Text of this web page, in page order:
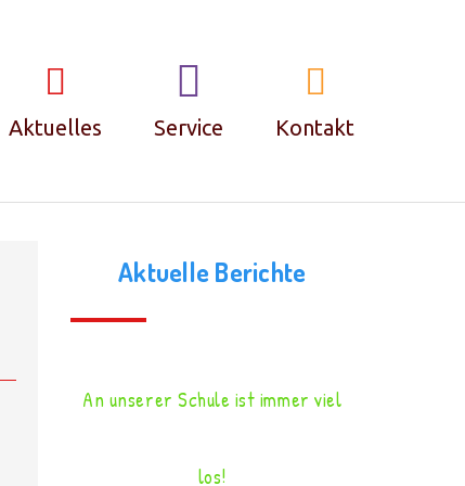
Aktuelles Service
Termine
Kontakt
Kontakt
Aktuelle Berichte
An unserer Schule ist immer viel
los!